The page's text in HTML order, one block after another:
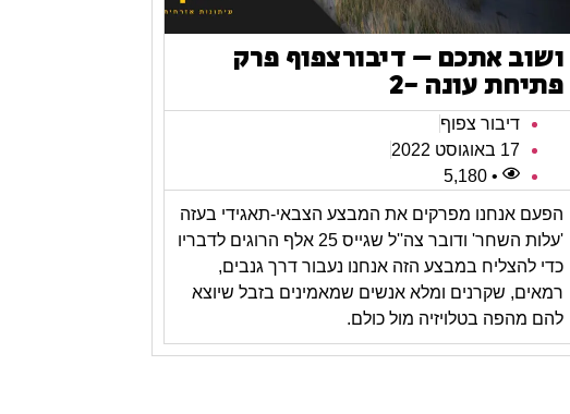
ושוב אתכם – דיבורצפוף פרק
פתיחת עונה -2
דיבור צפוף
17 באוגוסט 2022
• 5,180
הפעם אנחנו מפרקים את המבצע הצבאי-תאגידי בעזה
'עלות השחר' ודובר צה''ל שגייס 25 אלף הרוגים לדבריו
כדי להצליח במבצע הזה אנחנו נעבור דרך גנבים,
רמאים, שקרנים ומלא אנשים שמאמינים בזבל שיוצא
להם מהפה בטלויזיה מול כולם.